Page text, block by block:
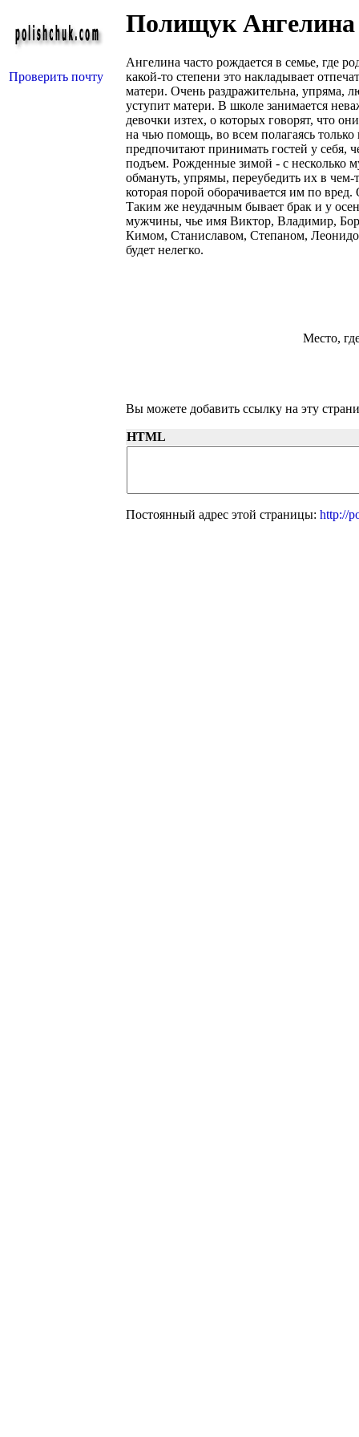
Проверить почту
Полищук Ангелина
Ангелина часто рождается в семье, где
какой-то степени это накладывает
матери. Очень раздражительна, упряма,
уступит матери. В школе занимается
девочки изтех, о которых говорят, что
на чью помощь, во всем полагаясь
предпочитают принимать гостей у себя,
подъем. Рожденные зимой - с несколько
обмануть, упрямы, переубедить их в чем-
которая порой оборачивается им по
Таким же неудачным бывает брак и у
мужчины, чье имя Виктор, Владимир,
Кимом, Станиславом, Степаном,
будет нелегко.
Место,
Вы можете добавить ссылку на эту
HTML
Постоянный адрес этой страницы: http://